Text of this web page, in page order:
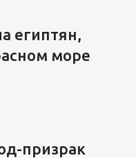
египтян,
море
призрак